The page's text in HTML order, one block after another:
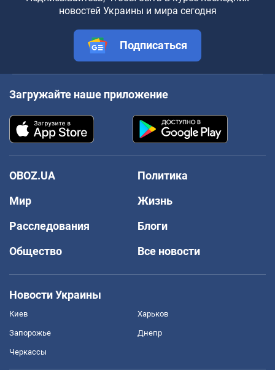
новостей Украины и мира сегодня
Подписаться
Загружайте наше приложение
OBOZ.UA
Политика
Мир
Жизнь
Расследования
Блоги
Общество
Все новости
Новости Украины
Киев Харьков
Запорожье Днепр
Черкассы